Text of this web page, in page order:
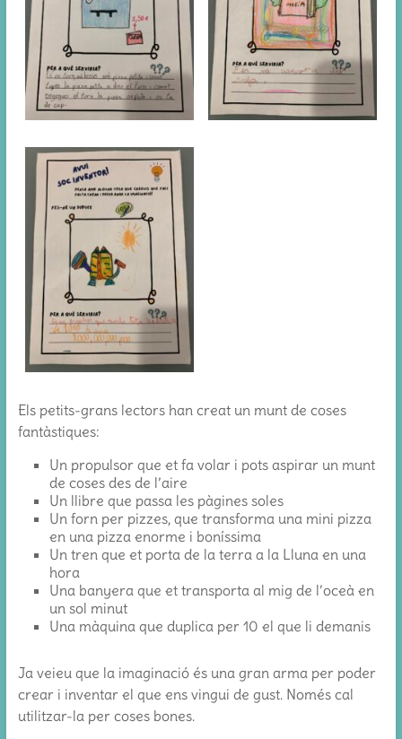
Els petits-grans lectors han creat un munt de coses
fantàstiques:
Un propulsor que et fa volar i pots aspirar un munt
de coses des de l’aire
Un llibre que passa les pàgines soles
Un forn per pizzes, que transforma una mini pizza
en una pizza enorme i boníssima
Un tren que et porta de la terra a la Lluna en una
hora
Una banyera que et transporta al mig de l’oceà en
un sol minut
Una màquina que duplica per 10 el que li demanis
Ja veieu que la imaginació és una gran arma per poder
crear i inventar el que ens vingui de gust. Només cal
utilitzar-la per coses bones.